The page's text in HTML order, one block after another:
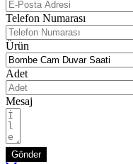
Telefon Numarası
Ürün
Adet
Mesaj
Gönder